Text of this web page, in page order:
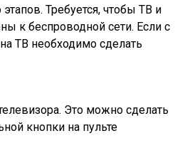
Требуется, чтобы ТВ и
к беспроводной сети. Если с
ТВ необходимо сделать
Это можно сделать
кнопки на пульте